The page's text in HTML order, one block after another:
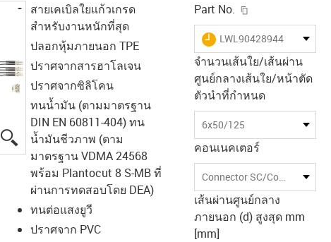
igus-icon-lupe
สายเคเบิลใยแก้วเกรด
สำหรับงานหนักที่สุด
ปลอกหุ้มภายนอก TPE
ปราศจากสารฮาโลเจน
ปราศจากซิลิโคน
ทนน้ำมัน (ตามมาตรฐาน
DIN EN 60811-404) ทน
น้ำมันชีวภาพ (ตาม
มาตรฐาน VDMA 24568
พร้อม Plantocut 8 S-MB ที่
ผ่านการทดสอบโดย DEA)
ทนต่อแสงยูวี
ปราศจาก PVC
Part No.
igus-icon-lieferzeit
LWL90428944
จำนวนเส้นใย/เส้นผ่าน
ศูนย์กลางเส้นใย/หน้าตัด
ตัวนำที่กำหนด
6x50/125
คอนเนคเตอร์
Connector SC/Connector SC
เส้นผ่านศูนย์กลาง
ภายนอก (d) สูงสุด mm
[mm]